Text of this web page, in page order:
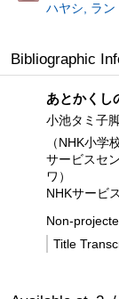
ハヤシ, ラン
Bibliographic
あとかくし
小池タミ子
（NHK小学
サービスセ
ワ）
NHKサービ
Non-
Title